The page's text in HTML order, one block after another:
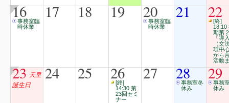
16
事務室臨
時休業
17 18 19 20
事務室臨
時休業
21 22
[終]
18:10
期第
「導
（文
項中
から
活動
23 天皇
誕生日
24 25 26
[終]
14:30 第
23回セミ
ナー
27 28
事務室冬
休み
29
事務
休み